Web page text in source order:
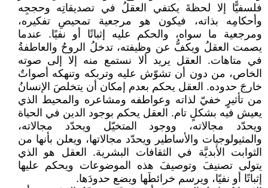
فلسفيًّا إلا لحظةَ يكتفي العقلُ في تصديقاتِه وحججِه
وأحكامِه بذاته، فيكون هو مرجعية تمحيصِ تفكيره،
ومرجعية ما سواه، والحكم عليه إثباتًا أو نفيًا. عندما
يصمت العقلُ ويكفُّ عن وظيفته، تدخلُ الروحُ والعاطفةُ
في متاهات. العقل يريد ألا نستمع منه إلا إلى صوته
الخاص، من دون أن تشوّش عليه وتربكه وتنهكه أصواتٌ
خارجَ حدوده. العقل يحكم بعدم إمكان أن يتخلصَ الإنسانُ
من تأثيرٍ خفيّ لذاته وعواطفه ومشاعره والمحيط الذي
يعيش فيه بشكلٍ تام. العقل يحكم بوجود الدين في الحياة
ويحدّد مجالاته، ووجود المتخيّل ويحدّد مجالاته،
والمثيولوجيات والأساطير ويحدّد مجالاتها، ويعلن بأنها من
الثوابت الأبديَّة في الثقافات البشرية. العقل هو الذي
يتولى تصنيفَ وتوصيفَ هذه الموضوعات ويحكم عليها
إثباتًا أو نفيًا، ويرسم خرائطَها ويضع حدودَها.